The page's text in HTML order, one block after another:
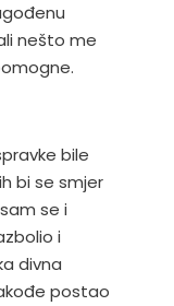
nešto me
bile
bi se smjer
se i
i
divna
postao